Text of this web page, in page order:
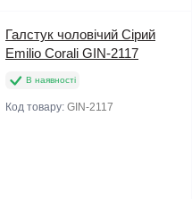
Галстук чоловічий Сірий
Emilio Corali GIN-2117
В наявності
Код товару: GIN-2117